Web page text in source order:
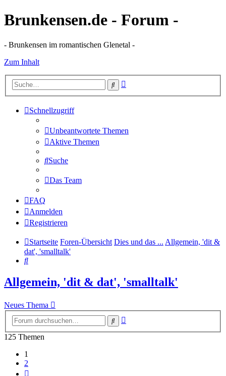
Brunkensen.de - Forum -
- Brunkensen im romantischen Glenetal -
Zum Inhalt
Suche
Schnellzugriff
Unbeantwortete Themen
Aktive Themen
Suche
Das Team
FAQ
Anmelden
Registrieren
Startseite Foren-Übersicht Dies und das ... Allgemein, 'dit &
dat', 'smalltalk'
Suche
Allgemein, 'dit & dat', 'smalltalk'
Neues Thema
Suche
125 Themen
1
2